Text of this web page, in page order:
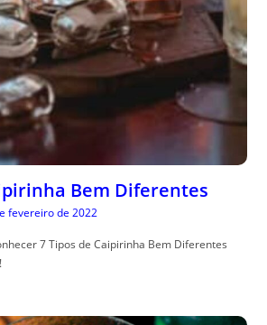
Bem Diferentes
fevereiro de 2022
7 Tipos de Caipirinha Bem Diferentes